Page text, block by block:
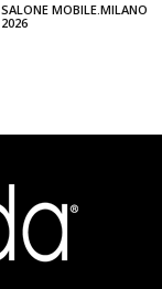
SALONE MOBILE.MILANO
2026